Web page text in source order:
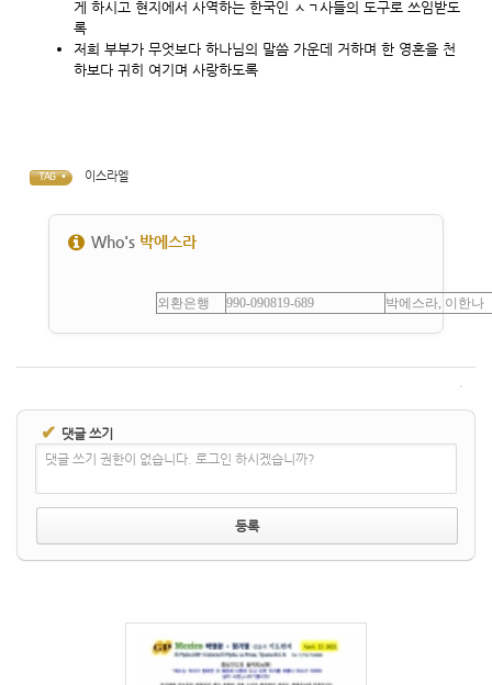
게 하시고 현지에서 사역하는 한국인 ㅅㄱ사들의 도구로 쓰임받도
록
저희 부부가 무엇보다 하나님의 말씀 가운데 거하며 한 영혼을 천
하보다 귀히 여기며 사랑하도록
TAG • 이스라엘
Who's 박에스라
외환은행 990-090819-689 박에스라, 이한나
✔ 댓글 쓰기
댓글 쓰기 권한이 없습니다. 로그인 하시겠습니까?